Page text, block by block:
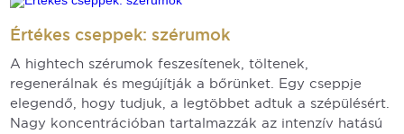
Értékes cseppek: szérumok
A hightech szérumok feszesítenek, töltenek,
regenerálnak és megújítják a bőrünket. Egy cseppje
elegendő, hogy tudjuk, a legtöbbet adtuk a szépülésért.
Nagy koncentrációban tartalmazzák az intenzív hatású